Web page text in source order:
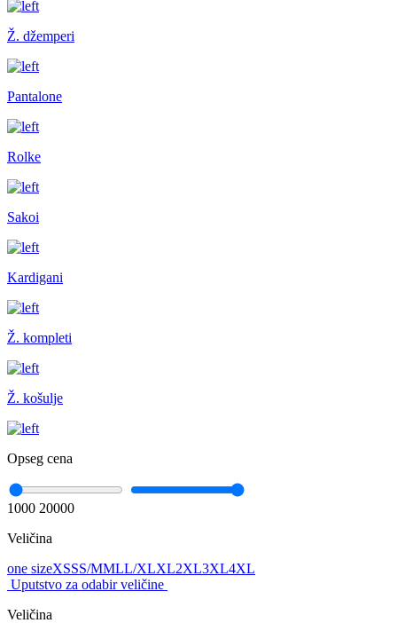
Ž. džemperi
Pantalone
Rolke
Sakoi
Kardigani
Ž. kompleti
Ž. košulje
Opseg cena
1000 20000
Veličina
one sizeXSSS/MMLL/XLXL2XL3XL4XL
Uputstvo za odabir veličine
Veličina